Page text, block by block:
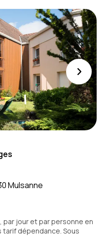
Mulsanne
jour et par personne en
tarif dépendance. Sous